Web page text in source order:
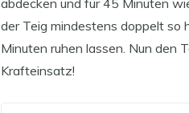
abdecken und für 45 Minuten
der Teig mindestens doppelt so
Minuten ruhen lassen. Nun den
Krafteinsatz!